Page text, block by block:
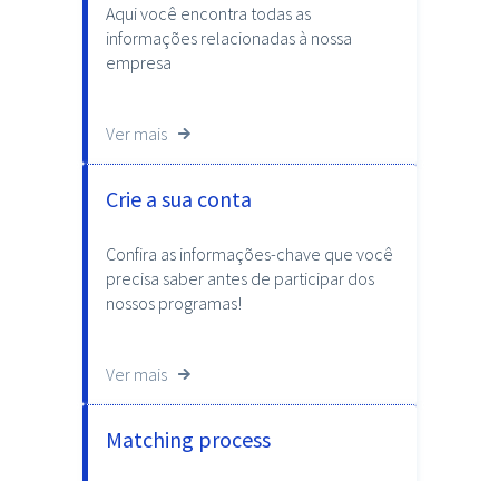
Aqui você encontra todas as
informações relacionadas à nossa
empresa
Ver mais
Crie a sua conta
Confira as informações-chave que você
precisa saber antes de participar dos
nossos programas!
Ver mais
Matching process